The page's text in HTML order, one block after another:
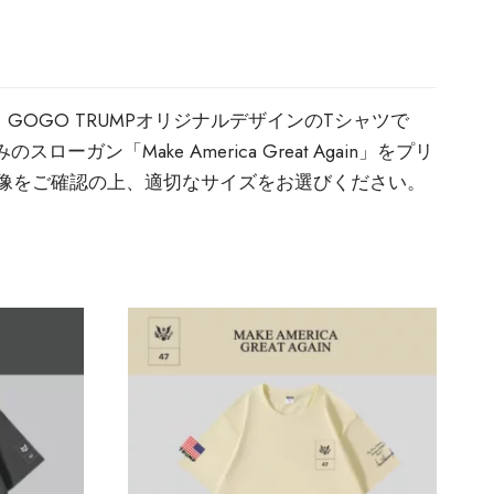
TRUMPオリジナルデザインのTシャツで
スローガン「Make America Great Again」をプリ
ご確認の上、適切なサイズをお選びください。